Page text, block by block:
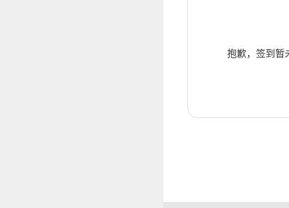
抱歉，签到暂